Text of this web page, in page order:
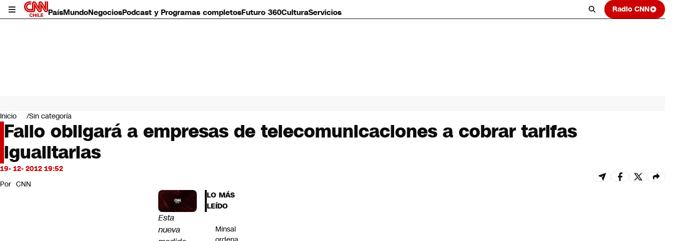
PaísMundoNegociosPodcast y Programas completosFuturo 360CulturaServicios Radio CNN
Mundo
Negocios
Deportes
Programas completos
Cultura
Servicios
Bits
CNN Data
Inicio Sin categoría
Fallo obligará a empresas de telecomunicaciones a cobrar tarifas
igualitarias
19- 12- 2012 19:52
Por CNN
Esta
nueva
LO MÁS
LEÍDO
Minsal